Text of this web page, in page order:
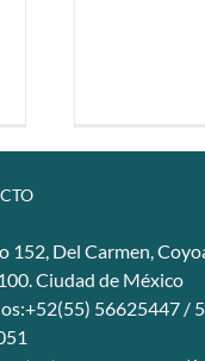
152, Del Carmen,
Ciudad de México
56625447 /